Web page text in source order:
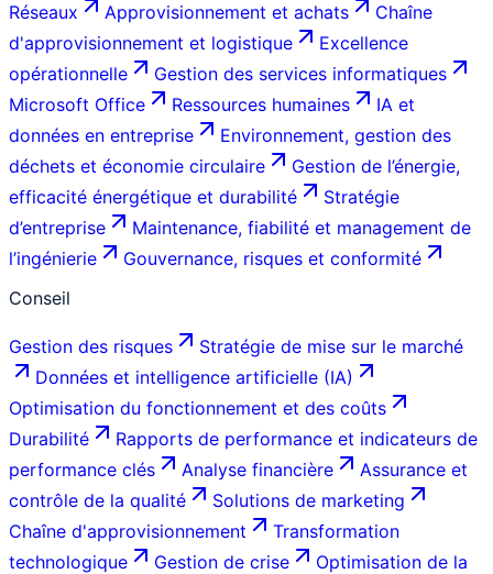
Réseaux
Approvisionnement et achats
Chaîne
d'approvisionnement et logistique
Excellence
opérationnelle
Gestion des services informatiques
Microsoft Office
Ressources humaines
IA et
données en entreprise
Environnement, gestion des
déchets et économie circulaire
Gestion de l’énergie,
efficacité énergétique et durabilité
Stratégie
d’entreprise
Maintenance, fiabilité et management de
l’ingénierie
Gouvernance, risques et conformité
Conseil
Gestion des risques
Stratégie de mise sur le marché
Données et intelligence artificielle (IA)
Optimisation du fonctionnement et des coûts
Durabilité
Rapports de performance et indicateurs de
performance clés
Analyse financière
Assurance et
contrôle de la qualité
Solutions de marketing
Chaîne d'approvisionnement
Transformation
technologique
Gestion de crise
Optimisation de la